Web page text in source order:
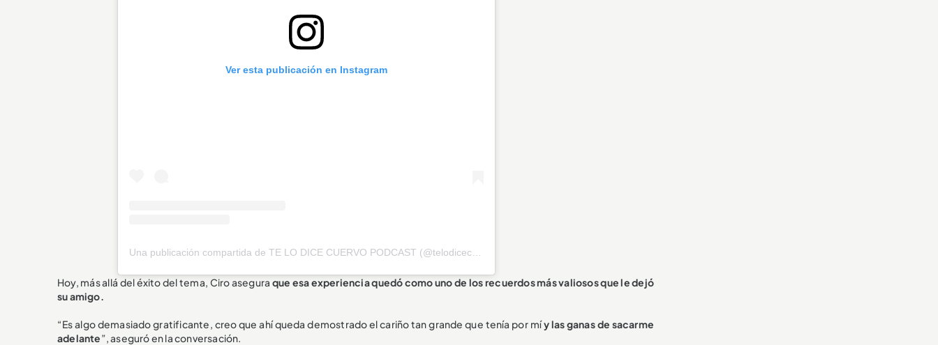
Ver esta publicación en Instagram
Una publicación compartida de TE LO DICE CUERVO PODCAST (@telodicecuervo)
Hoy, más allá del éxito del tema, Ciro asegura que esa experiencia quedó como uno de los recuerdos más valiosos que le dejó
su amigo.
“Es algo demasiado gratificante, creo que ahí queda demostrado el cariño tan grande que tenía por míy las ganas de sacarme
adelante”, aseguró en la conversación.